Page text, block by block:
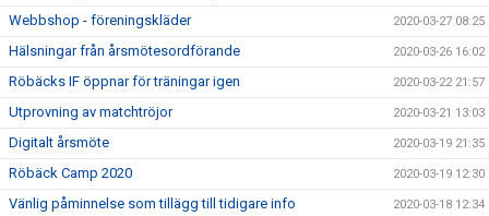
Webbshop - föreningskläder 2020-03-27 08:25
Hälsningar från årsmötesordförande 2020-03-26 16:02
Röbäcks IF öppnar för träningar igen 2020-03-22 21:57
Utprovning av matchtröjor 2020-03-21 13:03
Digitalt årsmöte 2020-03-19 21:35
Röbäck Camp 2020 2020-03-19 12:30
Vänlig påminnelse som tillägg till tidigare info 2020-03-18 12:34